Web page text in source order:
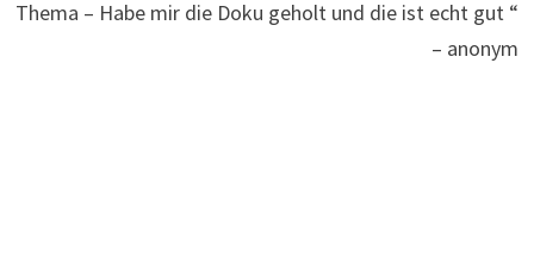
Thema – Habe mir die Doku geholt und die ist echt gut “
– anonym